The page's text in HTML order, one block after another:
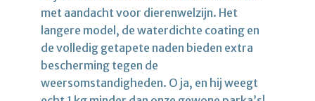
met aandacht voor dierenwelzijn. Het
langere model, de waterdichte coating en
de volledig getapete naden bieden extra
bescherming tegen de
weersomstandigheden. O ja, en hij weegt